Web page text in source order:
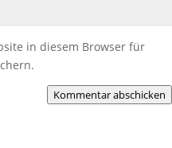
in diesem Browser für
Kommentar abschicken